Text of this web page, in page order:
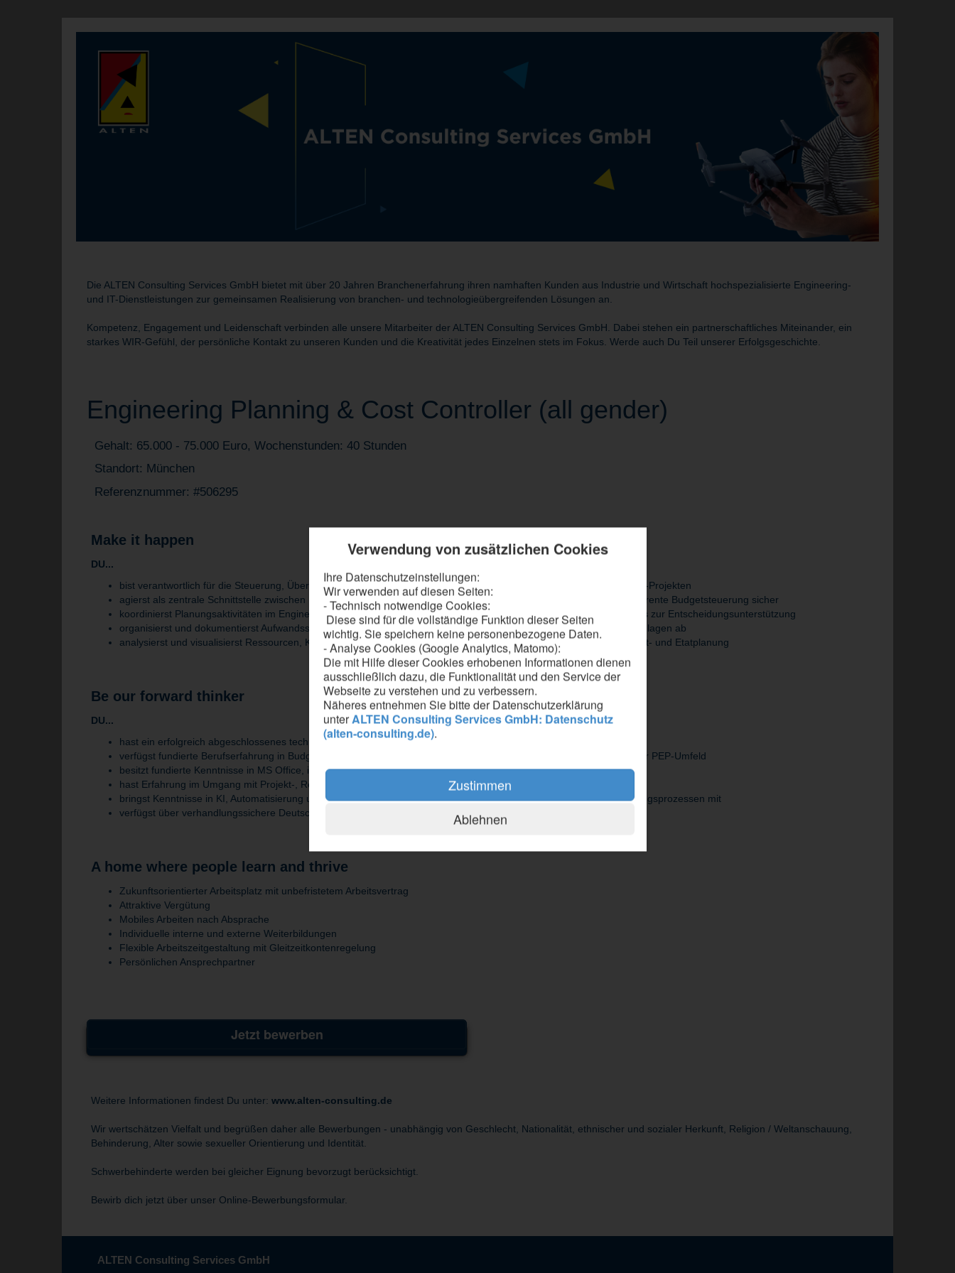
Verwendung von zusätzlichen Cookies
Ihre Datenschutzeinstellungen:
Wir verwenden auf diesen Seiten:
- Technisch notwendige Cookies:
Diese sind für die vollständige Funktion dieser Seiten
wichtig. Sie speichern keine personenbezogene Daten.
- Analyse Cookies (Google Analytics, Matomo):
Die mit Hilfe dieser Cookies erhobenen Informationen dienen
ausschließlich dazu, die Funktionalität und den Service der
Webseite zu verstehen und zu verbessern.
Näheres entnehmen Sie bitte der Datenschutzerklärung
unterALTEN Consulting Services GmbH: Datenschutz
(alten-consulting.de).
Zustimmen
Ablehnen
Die ALTEN Consulting Services GmbH bietet mit über 20 Jahren Branchenerfahrung ihren namhaften Kunden aus Industrie und Wirtschaft hochspezialisierte Engineering-
und IT-Dienstleistungen zur gemeinsamen Realisierung von branchen- und technologieübergreifenden Lösungen an.
Kompetenz, Engagement und Leidenschaft verbinden alle unsere Mitarbeiter der ALTEN Consulting Services GmbH. Dabei stehen ein partnerschaftliches Miteinander, ein
starkes WIR-Gefühl, der persönliche Kontakt zu unseren Kunden und die Kreativität jedes Einzelnen stets im Fokus. Werde auch Du Teil unserer Erfolgsgeschichte.
Engineering Planning & Cost Controller (all gender)
Gehalt: 65.000 - 75.000 Euro, Wochenstunden: 40 Stunden
Standort: München
Referenznummer: #506295
Make it happen
DU...
bist verantwortlich für die Steuerung, Überwachung und Prognose des Entwicklungsbudgets in PEP- und Engineering-Projekten
agierst als zentrale Schnittstelle zwischen Projektleitung, Controlling und Etatverantwortlichen und stellst eine transparente Budgetsteuerung sicher
koordinierst Planungsaktivitäten im Engineering-Umfeld, forderst Anpassungen ein und erstellst Management-Reports zur Entscheidungsunterstützung
organisierst und dokumentierst Aufwandsschätzungen und leitest daraus belastbare Planungs- und Kalkulationsgrundlagen ab
analysierst und visualisierst Ressourcen, Kapazitäten und Auslastungen und unterstützt die übergreifende Multiprojekt- und Etatplanung
Be our forward thinker
DU...
hast ein erfolgreich abgeschlossenes technisches, betriebswirtschaftliches oder vergleichbares Studium
verfügst fundierte Berufserfahrung in Budget-, Ressourcen- oder Projektsteuerung, idealerweise im Engineering- oder PEP-Umfeld
besitzt fundierte Kenntnisse in MS Office, insbesondere Excel, sowie Erfahrung mit Planungs- und Reporting-Tools
hast Erfahrung im Umgang mit Projekt-, Ressourcen- oder Controlling-Systemen sowie datenbasierten Auswertungen
bringst Kenntnisse in KI, Automatisierung und digitalen Lösungen sowie deren Anwendung in Planungs- und Steuerungsprozessen mit
verfügst über verhandlungssichere Deutsch- und Englischkenntnisse
A home where people learn and thrive
Zukunftsorientierter Arbeitsplatz mit unbefristetem Arbeitsvertrag
Attraktive Vergütung
Mobiles Arbeiten nach Absprache
Individuelle interne und externe Weiterbildungen
Flexible Arbeitszeitgestaltung mit Gleitzeitkontenregelung
Persönlichen Ansprechpartner
Jetzt bewerben
Weitere Informationen findest Du unter: www.alten-consulting.de
Wir wertschätzen Vielfalt und begrüßen daher alle Bewerbungen - unabhängig von Geschlecht, Nationalität, ethnischer und sozialer Herkunft, Religion / Weltanschauung,
Behinderung, Alter sowie sexueller Orientierung und Identität.
Schwerbehinderte werden bei gleicher Eignung bevorzugt berücksichtigt.
Bewirb dich jetzt über unser Online-Bewerbungsformular.
ALTEN Consulting Services GmbH